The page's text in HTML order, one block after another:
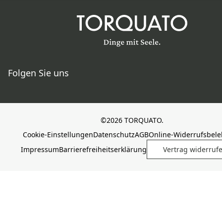
Folgen Sie uns
©2026 TORQUATO.
Cookie-EinstellungenDatenschutzAGBOnline-
ImpressumBarrierefreiheitserklärung Vertrag